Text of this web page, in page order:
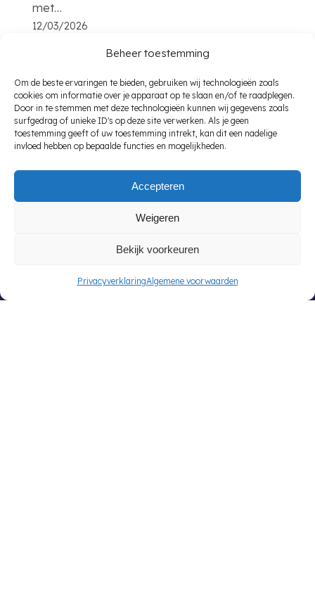
Beheer toestemming
Om de beste ervaringen te bieden, gebruiken wij technologieën zoals
cookies om informatie over je apparaat op te slaan en/of te raadplegen.
Door in te stemmen met deze technologieën kunnen wij gegevens zoals
surfgedrag of unieke ID's op deze site verwerken. Als je geen
toestemming geeft of uw toestemming intrekt, kan dit een nadelige
invloed hebben op bepaalde functies en mogelijkheden.
Accepteren
Weigeren
Bekijk voorkeuren
PrivacyverklaringAlgemene voorwaarden
met…
12/03/2026
Provincies
werkzoekenden
Wia vacatures